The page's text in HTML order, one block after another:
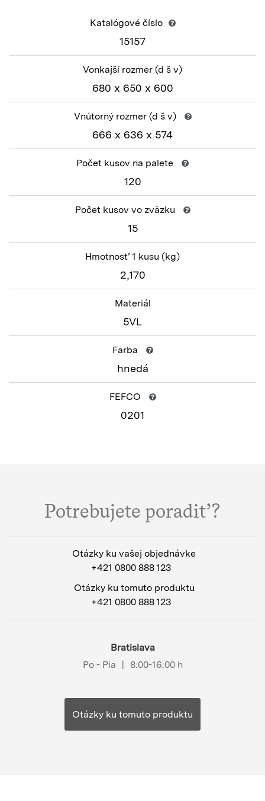
Katalógové číslo
15157
Vonkajší rozmer (d š v)
680 x 650 x 600
Vnútorný rozmer (d š v)
666 x 636 x 574
Počet kusov na palete
120
Počet kusov vo zväzku
15
Hmotnosť 1 kusu (kg)
2,170
Materiál
5VL
Farba
hnedá
FEFCO
0201
Potrebujete poradiť?
Otázky ku vašej objednávke
+421 0800 888 123
Otázky ku tomuto produktu
+421 0800 888 123
Bratislava
Po - Pia
| 8:00-16:00 h
Otázky ku tomuto produktu